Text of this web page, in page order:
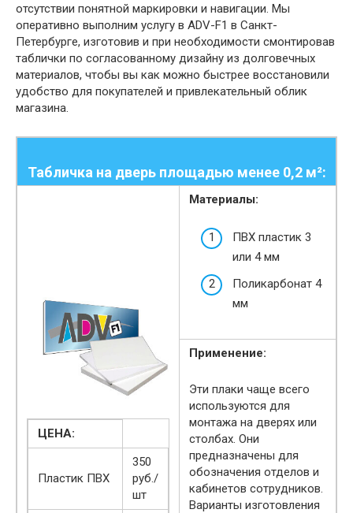
отсутствии понятной маркировки и навигации. Мы
оперативно выполним услугу в ADV-F1 в Санкт-
Петербурге, изготовив и при необходимости смонтировав
таблички по согласованному дизайну из долговечных
материалов, чтобы вы как можно быстрее восстановили
удобство для покупателей и привлекательный облик
магазина.
Табличка на дверь площадью менее 0,2 м²:
ЦЕНА:
Пластик ПВХ
350
руб./
шт
Материалы:
ПВХ пластик 3
или 4 мм
Поликарбонат 4
мм
Применение:
Эти плаки чаще всего
используются для
монтажа на дверях или
столбах. Они
предназначены для
обозначения отделов и
кабинетов сотрудников.
Варианты изготовления